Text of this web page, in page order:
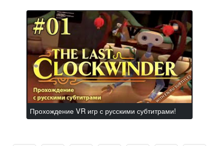
Прохождение VR игр с русскими субтитрами!